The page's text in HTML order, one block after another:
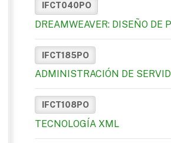
IFCT040PO
DREAMWEAVER: DISEÑO DE
IFCT185PO
ADMINISTRACIÓN DE
IFCT108PO
TECNOLOGÍA XML